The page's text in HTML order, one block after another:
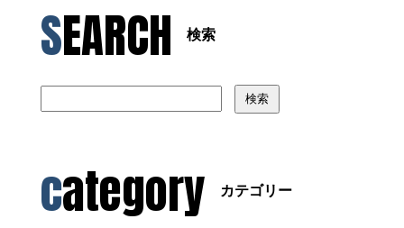
SEARCH 検索
検索
category カテゴリー